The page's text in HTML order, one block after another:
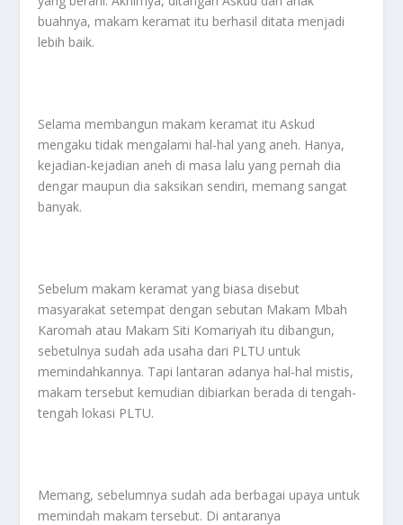
buahnya, makam keramat itu berhasil ditata menjadi
lebih baik.
Selama membangun makam keramat itu Askud
mengaku tidak mengalami hal-hal yang aneh. Hanya,
kejadian-kejadian aneh di masa lalu yang pernah dia
dengar maupun dia saksikan sendiri, memang sangat
banyak.
Sebelum makam keramat yang biasa disebut
masyarakat setempat dengan sebutan Makam Mbah
Karomah atau Makam Siti Komariyah itu dibangun,
sebetulnya sudah ada usaha dari PLTU untuk
memindahkannya. Tapi lantaran adanya hal-hal mistis,
makam tersebut kemudian dibiarkan berada di tengah-
tengah lokasi PLTU.
Memang, sebelumnya sudah ada berbagai upaya untuk
memindah makam tersebut. Di antaranya